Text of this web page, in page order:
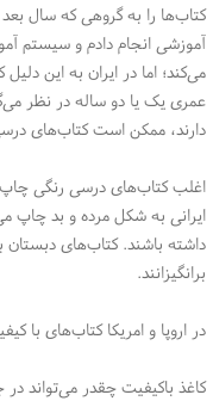
آموزشی انجام دادم و سیستم
می‌کند؛ اما در ایران به این
عمری یک یا دو ساله در نظر
دارند، ممکن است کتاب‌های درسی بیش از ۱۰ سال دست
اغلب کتاب‌های درسی رنگی
ایرانی به شکل مرده و بد چاپ
داشته باشند. کتاب‌های دبستان
برانگیزانند.
در اروپا و امریکا کتاب‌های با
کاغذ باکیفیت چقدر می‌تواند